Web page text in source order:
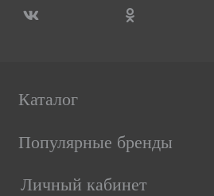
Каталог
Популярные бренды
Личный кабинет